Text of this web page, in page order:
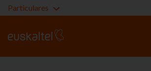
Particulares